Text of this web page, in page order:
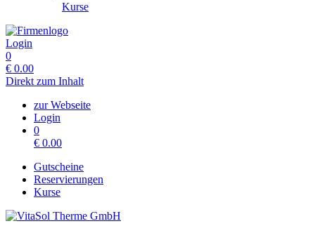
Kurse
Login
0
€ 0.00
Direkt zum Inhalt
zur Webseite
Login
0
€ 0.00
Gutscheine
Reservierungen
Kurse